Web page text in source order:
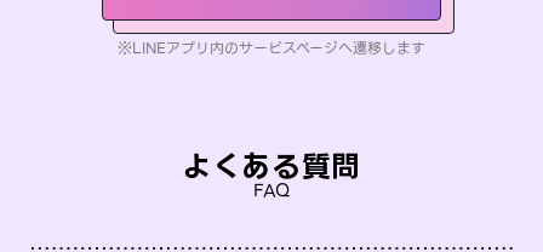
※LINEアプリ内のサービスページへ遷移します
よくある質問
FAQ